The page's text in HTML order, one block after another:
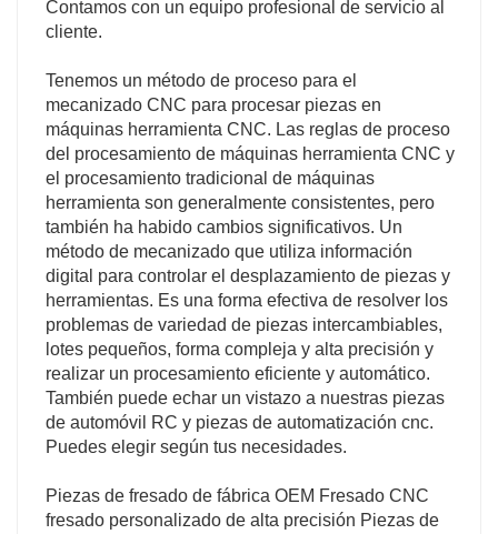
Contamos con un equipo profesional de servicio al
cliente.
Tenemos un método de proceso para el
mecanizado CNC para procesar piezas en
máquinas herramienta CNC. Las reglas de proceso
del procesamiento de máquinas herramienta CNC y
el procesamiento tradicional de máquinas
herramienta son generalmente consistentes, pero
también ha habido cambios significativos. Un
método de mecanizado que utiliza información
digital para controlar el desplazamiento de piezas y
herramientas. Es una forma efectiva de resolver los
problemas de variedad de piezas intercambiables,
lotes pequeños, forma compleja y alta precisión y
realizar un procesamiento eficiente y automático.
También puede echar un vistazo a nuestras piezas
de automóvil RC y piezas de automatización cnc.
Puedes elegir según tus necesidades.
Piezas de fresado de fábrica OEM Fresado CNC
fresado personalizado de alta precisión Piezas de